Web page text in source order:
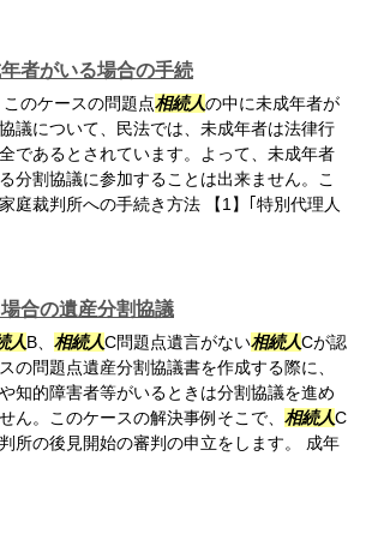
者がいる場合の手続
のケースの問題点相続人の中に未成年者が
議について、民法では、未成年者は法律行
であるとされています。よって、未成年者
分割協議に参加することは出来ません。こ
庭裁判所への手続き方法 【1】｢特別代理人
合の遺産分割協議
人B、 相続人C問題点遺言がない相続人Cが認
の問題点遺産分割協議書を作成する際に、
知的障害者等がいるときは分割協議を進め
ん。このケースの解決事例そこで、 相続人C
所の後見開始の審判の申立をします。 成年